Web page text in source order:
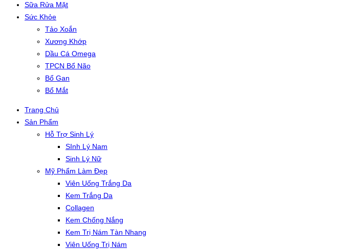
Sữa Rửa Mặt
Sức Khỏe
Tảo Xoắn
Xương Khớp
Dầu Cá Omega
TPCN Bổ Não
Bổ Gan
Bổ Mắt
Trang Chủ
Sản Phẩm
Hỗ Trợ Sinh Lý
SInh Lý Nam
Sinh Lý Nữ
Mỹ Phẩm Làm Đẹp
Viên Uống Trắng Da
Kem Trắng Da
Collagen
Kem Chống Nắng
Kem Trị Nám Tàn Nhang
Viên Uống Trị Nám